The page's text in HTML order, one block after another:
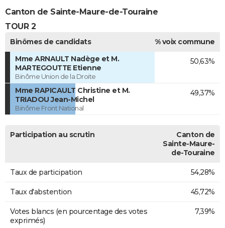
Canton de Sainte-Maure-de-Touraine
TOUR 2
Binômes de candidats
% voix commune
Mme ARNAULT Nadège et M.
MARTEGOUTTE Etienne
Binôme Union de la Droite
50,63%
Mme RAPICAULT Christine et M.
TRIADOU Jean-Michel
Binôme Front National
49,37%
Participation au scrutin
Canton de
Sainte-Maure-
de-Touraine
Taux de participation 54,28%
Taux d'abstention 45,72%
Votes blancs (en pourcentage des votes
exprimés)
7,39%